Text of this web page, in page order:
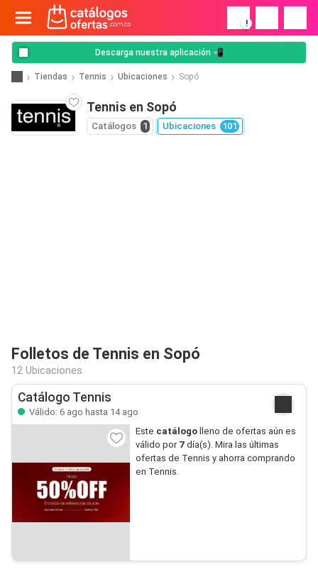
!
Descarga nuestra aplicación 📲
Tiendas Tennis Ubicaciones Sopó
Tennis en Sopó
Catálogos 1 Ubicaciones 101
Folletos de Tennis en Sopó
12 Ubicaciones
Catálogo Tennis
Válido: 6 ago hasta 14 ago
Este catálogolleno de ofertas aún es
válido por 7día(s). Mira las últimas
ofertas de Tennis y ahorra comprando
en Tennis.